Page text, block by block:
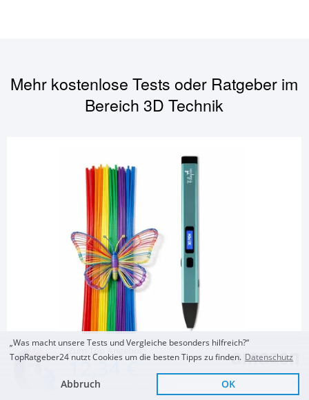
Zum Top Angebot
12,34 €
12,34 €/kg
Sofort Lieferbar
Mehr kostenlose Tests oder Ratgeber im
Bereich3D Technik
3D TECHNIK
3D Stift
Filapen Premium 3D
Fits4Kids 3D Drucker
„Was macht unsere Tests und Vergleiche besonders hilfreich?“
TopRatgeber24 nutzt Cookies um die besten Tipps zu finden. Datenschutz
Abbruch OK